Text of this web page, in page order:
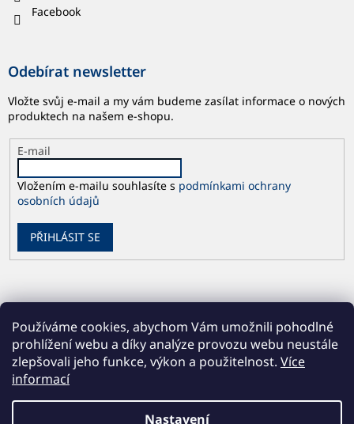
Používáme cookies, abychom Vám umožnili pohodlné
prohlížení webu a díky analýze provozu webu neustále
zlepšovali jeho funkce, výkon a použitelnost. Více
informací
Nastavení
Facebook
Odebírat newsletter
Vložte svůj e-mail a my vám budeme zasílat informace o nových
produktech na našem e-shopu.
E-mail
Vložením e-mailu souhlasíte s podmínkami ochrany
osobních údajů
PŘIHLÁSIT SE